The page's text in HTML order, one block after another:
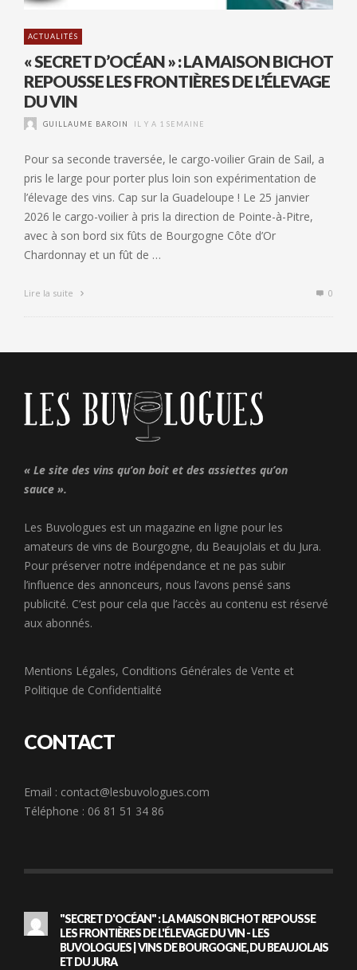
ACTUALITÉS
« SECRET D’OCÉAN » : LA MAISON BICHOT
REPOUSSE LES FRONTIÈRES DE L’ÉLEVAGE
DU VIN
GUILLAUME BAROIN IL Y A 1 SEMAINE
Pour sa seconde traversée, le cargo-voilier Grain de Sail, a
pris le large pour porter plus loin son expérimentation de
l’élevage des vins. Cap sur la Guadeloupe ! Le 25 janvier
2026 le cargo-voilier à pris la direction de Pointe-à-Pitre,
avec à son bord six fûts de Bourgogne Côte d’Or
Chardonnay et un fût de …
Lire la suite 0
« Le site des vins qu’on boit et des assiettes qu’on
sauce ».
Les Buvologues est un magazine en ligne pour les
amateurs de vins de Bourgogne, du Beaujolais et du Jura.
Pour préserver notre indépendance et ne pas subir
l’influence des annonceurs, nous l’avons pensé sans
publicité. C’est pour cela que l’accès au contenu est réservé
aux abonnés.
Mentions Légales, Conditions Générales de Vente et
Politique de Confidentialité
CONTACT
Email : contact@lesbuvologues.com
Téléphone : 06 81 51 34 86
"SECRET D'OCÉAN" : LA MAISON BICHOT REPOUSSE
LES FRONTIÈRES DE L'ÉLEVAGE DU VIN - LES
BUVOLOGUES | VINS DE BOURGOGNE, DU BEAUJOLAIS
ET DU JURA